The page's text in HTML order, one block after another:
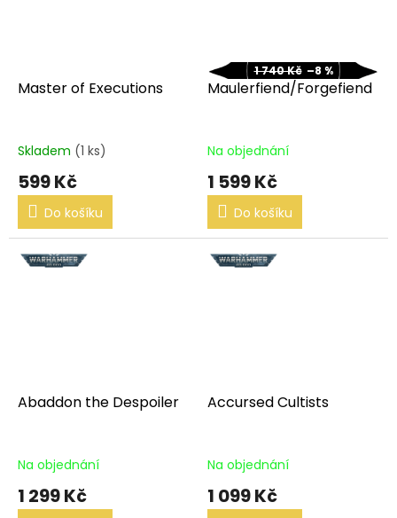
Master of Executions
Skladem (1 ks)
599 Kč
Do košíku
1 740 Kč –8 %
Maulerfiend/Forgefiend
Na objednání
1 599 Kč
Do košíku
Abaddon the Despoiler
Na objednání
1 299 Kč
Accursed Cultists
Na objednání
1 099 Kč